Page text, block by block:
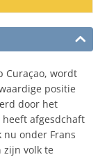
Curaçao, wordt
positie
door het
afgesdchaft
onder Frans
volk te